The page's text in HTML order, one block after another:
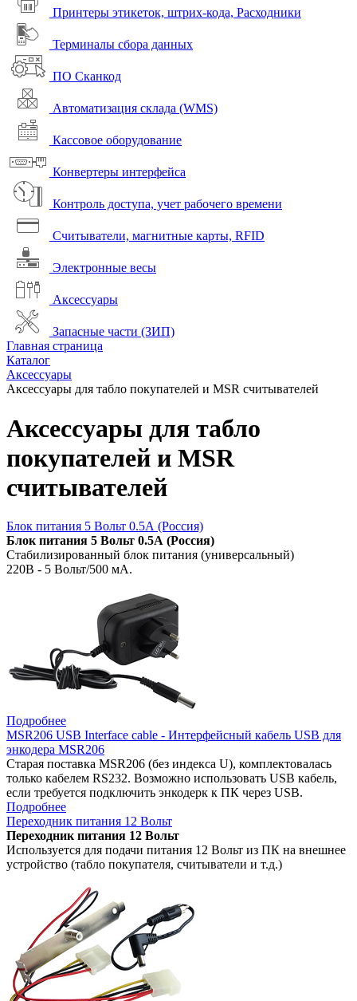
Принтеры этикеток, штрих-кода, Расходники
Терминалы сбора данных
ПО Сканкод
Автоматизация склада (WMS)
Кассовое оборудование
Конвертеры интерфейса
Контроль доступа, учет рабочего времени
Считыватели, магнитные карты, RFID
Электронные весы
Аксессуары
Запасные части (ЗИП)
Главная страница
Каталог
Аксессуары
Аксессуары для табло покупателей и MSR считывателей
Аксессуары для табло
покупателей и MSR
считывателей
Блок питания 5 Вольт 0.5А (Россия)
Блок питания 5 Вольт 0.5А (Россия)
Стабилизированный блок питания (универсальный)
220В - 5 Вольт/500 мА.
Подробнее
MSR206 USB Interface cable - Интерфейсный кабель USB для
энкодера MSR206
Старая поставка MSR206 (без индекса U), комплектовалась
только кабелем RS232. Возможно использовать USB кабель,
если требуется подключить энкодерк к ПК через USB.
Подробнее
Переходник питания 12 Вольт
Переходник питания 12 Вольт
Используется для подачи питания 12 Вольт из ПК на внешнее
устройство (табло покупателя, считыватели и т.д.)